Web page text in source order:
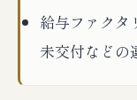
給与ファクタ
未交付などの